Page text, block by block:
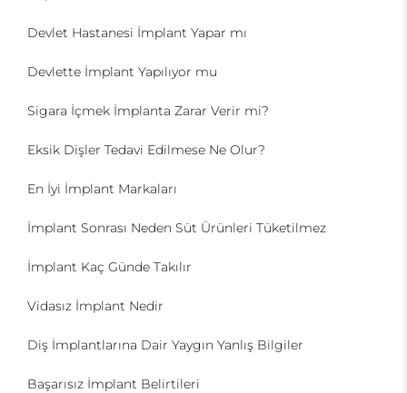
Devlet Hastanesi İmplant Yapar mı
Devlette İmplant Yapılıyor mu
Sigara İçmek İmplanta Zarar Verir mi?
Eksik Dişler Tedavi Edilmese Ne Olur?
En İyi İmplant Markaları
İmplant Sonrası Neden Süt Ürünleri Tüketilmez
İmplant Kaç Günde Takılır
Vidasız İmplant Nedir
Diş İmplantlarına Dair Yaygın Yanlış Bilgiler
Başarısız İmplant Belirtileri